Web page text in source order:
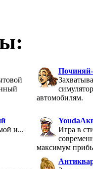
автомобилям.
и...
Игра в
максимум